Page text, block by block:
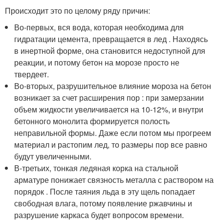
Происходит это по целому ряду причин:
Во-первых, вся вода, которая необходима для
гидратации цемента, превращается в лед . Находясь
в инертной форме, она становится недоступной для
реакции, и потому бетон на морозе просто не
твердеет.
Во-вторых, разрушительное влияние мороза на бетон
возникает за счет расширения пор : при замерзании
объем жидкости увеличивается на 10-12%, и внутри
бетонного монолита формируется полость
неправильной формы. Даже если потом мы прогреем
материал и растопим лед, то размеры пор все равно
будут увеличенными.
В-третьих, тонкая ледяная корка на стальной
арматуре понижает связность металла с раствором на
порядок . После таяния льда в эту щель попадает
свободная влага, потому появление ржавчины и
разрушение каркаса будет вопросом времени.